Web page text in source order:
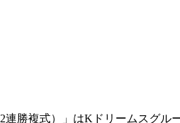
連勝複式）」はKドリームスグ